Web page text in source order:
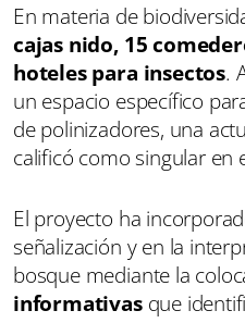
En materia de
cajas nido, 15
hoteles para insectos.
un espacio específico
de polinizadores, una
calificó como singular en
El proyecto ha
señalización y en la
bosque mediante la
informativasque